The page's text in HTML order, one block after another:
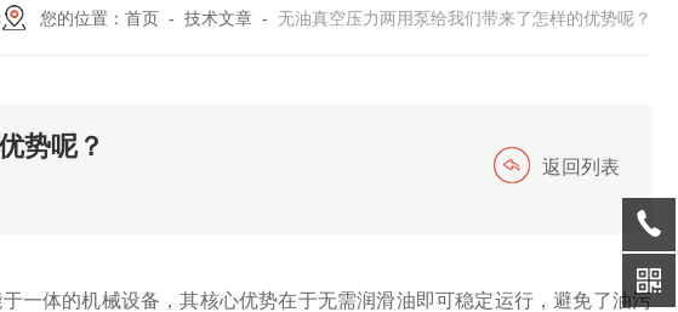
您的位置： 首页 - 技术文章 - 无油真空压力两用泵给我们带来了怎样的优势呢？
势呢？
返回列表
一体的机械设备，其核心优势在于无需润滑油即可稳定运行，避免了油污